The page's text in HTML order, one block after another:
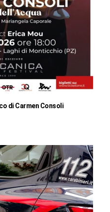
di Carmen Consoli